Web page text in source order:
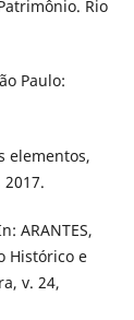
Rio
Paulo:
elementos,
ARANTES,
Histórico e
v. 24,